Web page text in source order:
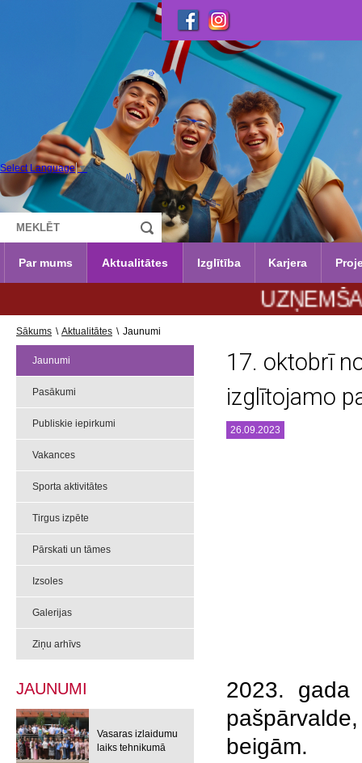
Select Language ▼
Par mums Aktualitātes Izglītība Karjera
Sākums \ Aktualitātes \ Jaunumi
Jaunumi
Pasākumi
Publiskie iepirkumi
Vakances
Sporta aktivitātes
Tirgus izpēte
Pārskati un tāmes
Izsoles
Galerijas
Ziņu arhīvs
JAUNUMI
Vasaras izlaidumu
laiks tehnikumā
17. oktobrī
izglītojamo
26.09.2023
2023. gada
beigām.